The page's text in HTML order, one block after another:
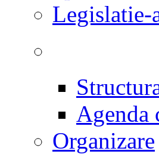
Agenda
Organizare